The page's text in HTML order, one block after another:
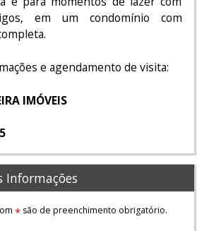
em um condomínio com
e agendamento de visita:
IMÓVEIS
Informações
*são de preenchimento obrigatório.